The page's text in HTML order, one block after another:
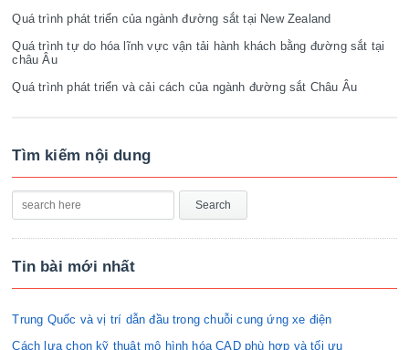
Quá trình phát triển của ngành đường sắt tại New Zealand
Quá trình tự do hóa lĩnh vực vận tải hành khách bằng đường sắt tại
châu Âu
Quá trình phát triển và cải cách của ngành đường sắt Châu Âu
Tìm kiếm nội dung
Tin bài mới nhất
Trung Quốc và vị trí dẫn đầu trong chuỗi cung ứng xe điện
Cách lựa chọn kỹ thuật mô hình hóa CAD phù hợp và tối ưu